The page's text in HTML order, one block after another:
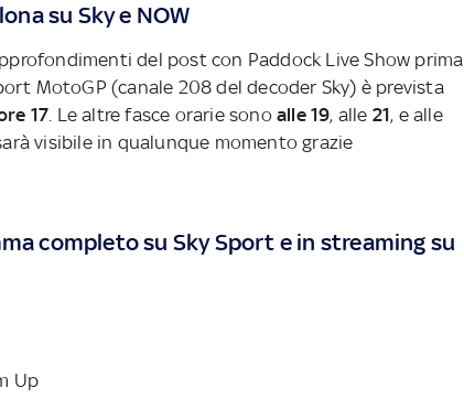
su Sky e NOW
del post con Paddock Live Show prima
MotoGP (canale 208 del decoder Sky) è prevista
17. Le altre fasce orarie sonoalle 19, alle 21, e alle
visibile in qualunque momento grazie
completo su Sky Sport e in streaming su
Up